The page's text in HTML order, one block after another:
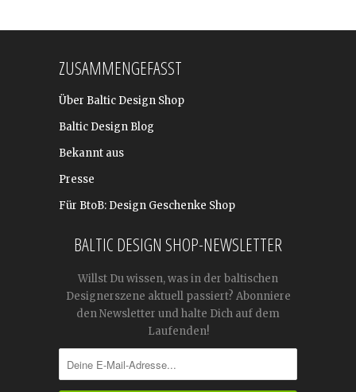
ZUSAMMENGEFASST
Über Baltic Design Shop
Baltic Design Blog
Bekannt aus
Presse
Für BtoB: Design Geschenke Shop
BALTIC DESIGN SHOP-NEWSLETTER
Willst Du wissen, was in der baltischen
Designerszene aktuell passiert? Abonniere
den Newsletter und halte Dich auf dem
Laufenden!